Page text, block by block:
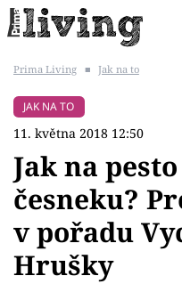
BYDLENÍ SLAVNÝCH
Témata
Bydlení
Prima Living ■ Jak na to
JAK NA TO
11. května 2018 12:50
Jak na
česneku?
v pořadu
Hrušky